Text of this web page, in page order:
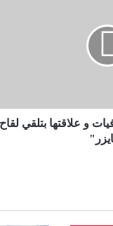
و علاقتها بتلقي لقاح